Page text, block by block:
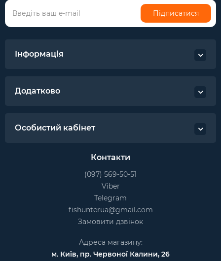
Підписатися
Інформація
Додатково
Особистий кабінет
Контакти
(097) 569-50-51
Viber
Telegram
fishunterua@gmail.com
Замовити дзвінок
Адреса магазину:
м. Київ, пр. Червоної Калини, 26